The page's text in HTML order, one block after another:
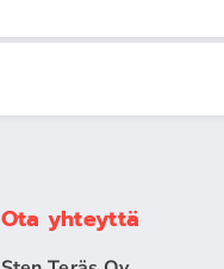
Ota yhteyttä